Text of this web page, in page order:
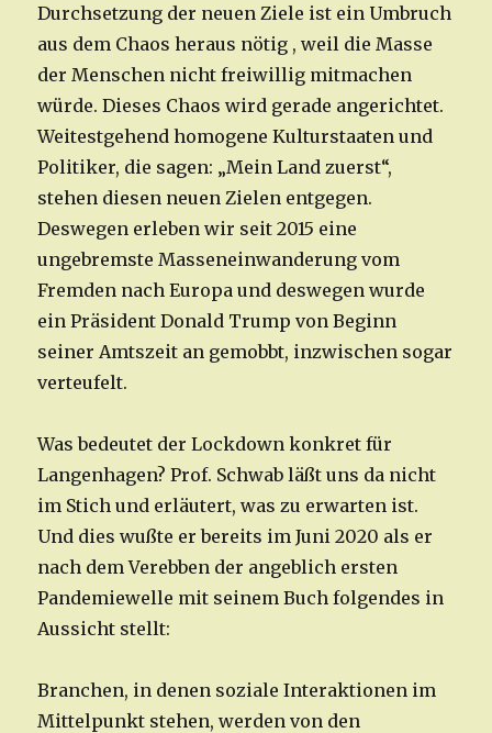
Durchsetzung der neuen Ziele ist ein Umbruch
aus dem Chaos heraus nötig , weil die Masse
der Menschen nicht freiwillig mitmachen
würde. Dieses Chaos wird gerade angerichtet.
Weitestgehend homogene Kulturstaaten und
Politiker, die sagen: „Mein Land zuerst“,
stehen diesen neuen Zielen entgegen.
Deswegen erleben wir seit 2015 eine
ungebremste Masseneinwanderung vom
Fremden nach Europa und deswegen wurde
ein Präsident Donald Trump von Beginn
seiner Amtszeit an gemobbt, inzwischen sogar
verteufelt.
Was bedeutet der Lockdown konkret für
Langenhagen? Prof. Schwab läßt uns da nicht
im Stich und erläutert, was zu erwarten ist.
Und dies wußte er bereits im Juni 2020 als er
nach dem Verebben der angeblich ersten
Pandemiewelle mit seinem Buch folgendes in
Aussicht stellt:
Branchen, in denen soziale Interaktionen im
Mittelpunkt stehen, werden von den